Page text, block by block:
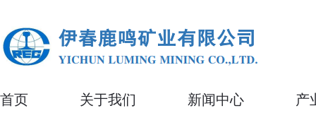
首页 关于我们 新闻中心 产